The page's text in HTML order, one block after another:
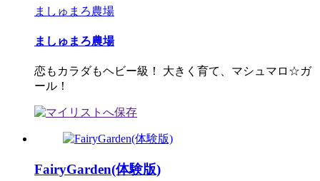
ましゅまろ農場
ましゅまろ農場
恋もカラダもヘビー級！ 大きく育て、マシュマロ☆ガ
ール！
FairyGarden(体験版)